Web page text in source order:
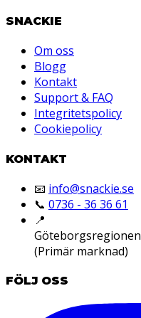
SNACKIE
Om oss
Blogg
Kontakt
Support & FAQ
Integritetspolicy
Cookiepolicy
KONTAKT
📧 info@snackie.se
📞 0736 - 36 36 61
📍
Göteborgsregionen
(Primär marknad)
FÖLJ OSS